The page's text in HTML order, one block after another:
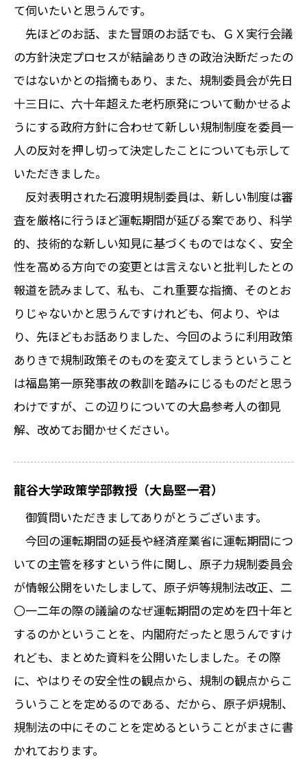
て伺いたいと思うんです。
先ほどのお話、また冒頭のお話でも、ＧＸ実行会議
の方針決定プロセスが結論ありきの政治決断だったの
ではないかとの指摘もあり、また、規制委員会が先日
十三日に、六十年超えた老朽原発について動かせるよ
うにする政府方針に合わせて新しい規制制度を委員一
人の反対を押し切って決定したことについても示して
いただきました。
反対表明された石渡明規制委員は、新しい制度は審
査を厳格に行うほど運転期間が延びる案であり、科学
的、技術的な新しい知見に基づくものではなく、安全
性を高める方向での変更とは言えないと批判したとの
報道を読みまして、私も、これ重要な指摘、そのとお
りじゃないかと思うんですけれども、何より、やは
り、先ほどもお話ありました、今回のように利用政策
ありきで規制政策そのものを変えてしまうということ
は福島第一原発事故の教訓を踏みにじるものだと思う
わけですが、この辺りについての大島参考人の御見
解、改めてお聞かせください。
龍谷大学政策学部教授（大島堅一君）
御質問いただきましてありがとうございます。
今回の運転期間の延長や経済産業省に運転期間につ
いての主管を移すという件に関し、原子力規制委員会
が情報公開をいたしまして、原子炉等規制法改正、二
〇一二年の際の議論のなぜ運転期間の定めを四十年と
するのかということを、内閣府だったと思うんですけ
れども、まとめた資料を公開いたしました。その際
に、やはりその安全性の観点から、規制の観点からこ
ういうことを定めるのである、だから、原子炉規制、
規制法の中にそのことを定めるということがまさに書
かれております。